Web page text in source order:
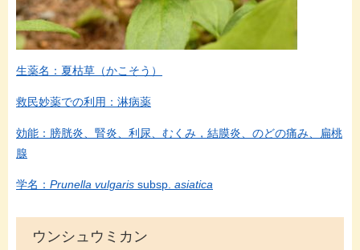
生薬名：夏枯草（かこそう）
救民妙薬での利用：淋病薬
効能：膀胱炎、腎炎、利尿、むくみ，結膜炎、のどの痛み、扁桃
腺
学名： Prunella vulgaris subsp. asiatica
ウンシュウミカン